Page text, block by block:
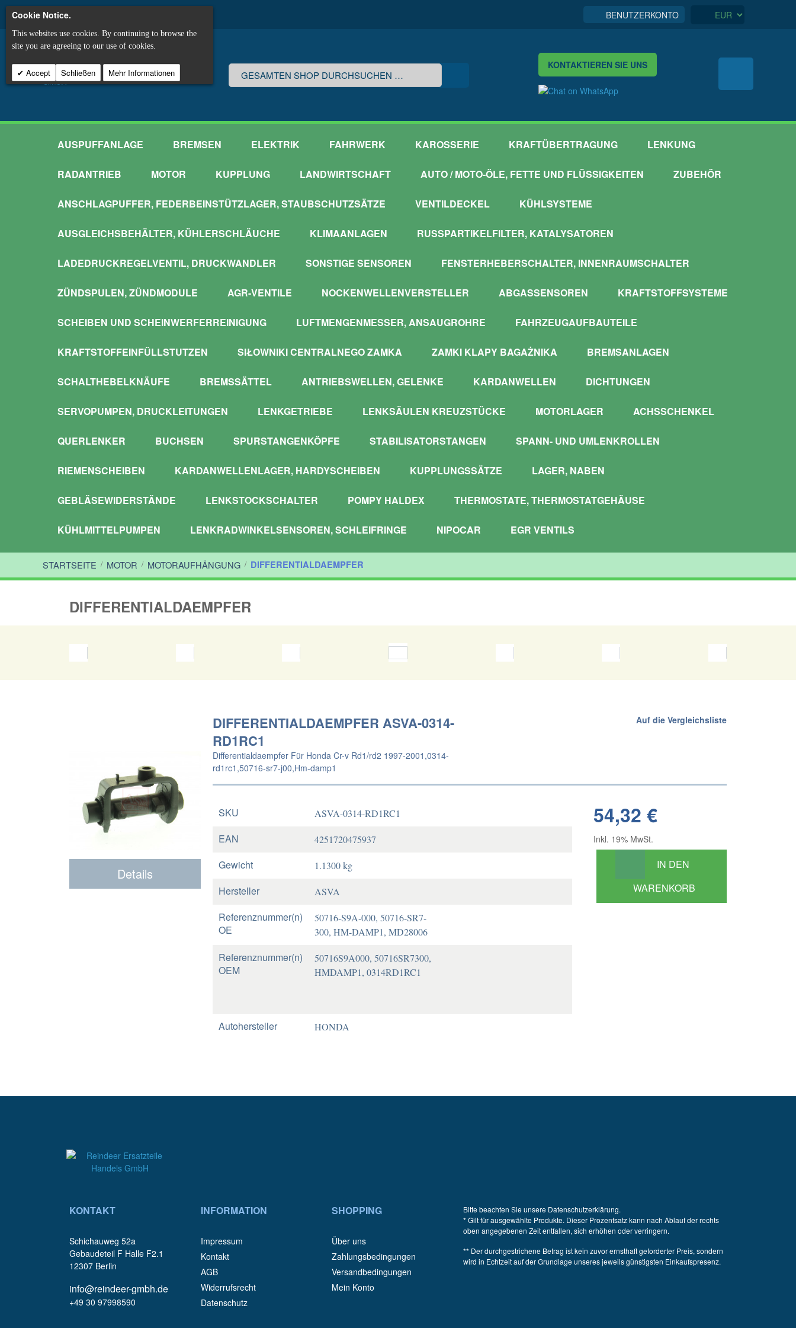
BENUTZERKONTO
KONTAKTIEREN SIE UNS
AUSPUFFANLAGE BREMSEN ELEKTRIK FAHRWERK KAROSSERIE KRAFTÜBERTRAGUNG LENKUNG
RADANTRIEB MOTOR KUPPLUNG LANDWIRTSCHAFT AUTO / MOTO-ÖLE, FETTE UND FLÜSSIGKEITEN ZUBEHÖR
ANSCHLAGPUFFER, FEDERBEINSTÜTZLAGER, STAUBSCHUTZSÄTZE VENTILDECKEL KÜHLSYSTEME
AUSGLEICHSBEHÄLTER, KÜHLERSCHLÄUCHE KLIMAANLAGEN RUSSPARTIKELFILTER, KATALYSATOREN
LADEDRUCKREGELVENTIL, DRUCKWANDLER SONSTIGE SENSOREN FENSTERHEBERSCHALTER, INNENRAUMSCHALTER
ZÜNDSPULEN, ZÜNDMODULE AGR-VENTILE NOCKENWELLENVERSTELLER ABGASSENSOREN KRAFTSTOFFSYSTEME
SCHEIBEN UND SCHEINWERFERREINIGUNG LUFTMENGENMESSER, ANSAUGROHRE FAHRZEUGAUFBAUTEILE
KRAFTSTOFFEINFÜLLSTUTZEN SIŁOWNIKI CENTRALNEGO ZAMKA ZAMKI KLAPY BAGAŻNIKA BREMSANLAGEN
SCHALTHEBELKNÄUFE BREMSSÄTTEL ANTRIEBSWELLEN, GELENKE KARDANWELLEN DICHTUNGEN
SERVOPUMPEN, DRUCKLEITUNGEN LENKGETRIEBE LENKSÄULEN KREUZSTÜCKE MOTORLAGER ACHSSCHENKEL
QUERLENKER BUCHSEN SPURSTANGENKÖPFE STABILISATORSTANGEN SPANN- UND UMLENKROLLEN
RIEMENSCHEIBEN KARDANWELLENLAGER, HARDYSCHEIBEN KUPPLUNGSSÄTZE LAGER, NABEN
GEBLÄSEWIDERSTÄNDE LENKSTOCKSCHALTER POMPY HALDEX THERMOSTATE, THERMOSTATGEHÄUSE
KÜHLMITTELPUMPEN LENKRADWINKELSENSOREN, SCHLEIFRINGE NIPOCAR EGR VENTILS
STARTSEITE / MOTOR / MOTORAUFHÄNGUNG / DIFFERENTIALDAEMPFER
DIFFERENTIALDAEMPFER
Details
DIFFERENTIALDAEMPFER ASVA-0314-
RD1RC1
Differentialdaempfer Für Honda Cr-v Rd1/rd2 1997-2001,0314-
rd1rc1,50716-sr7-j00,Hm-damp1
Auf die Vergleichsliste
54,32 €
Inkl. 19% MwSt.
IN DEN
WARENKORB
SKU ASVA-0314-RD1RC1
EAN 4251720475937
Gewicht 1.1300 kg
Hersteller ASVA
Referenznummer(n)
OE
50716-S9A-000, 50716-SR7-
300, HM-DAMP1, MD28006
Referenznummer(n)
OEM
50716S9A000, 50716SR7300,
HMDAMP1, 0314RD1RC1
Autohersteller HONDA
KONTAKT
Schichauweg 52a
Gebaudeteil F Halle F2.1
12307 Berlin
info@reindeer-gmbh.de
+49 30 97998590
INFORMATION
Impressum
Kontakt
AGB
Widerrufsrecht
Datenschutz
SHOPPING
Über uns
Zahlungsbedingungen
Versandbedingungen
Mein Konto
Bitte beachten Sie unsere Datenschutzerklärung.
* Gilt für ausgewählte Produkte. Dieser Prozentsatz kann nach Ablauf der rechts
oben angegebenen Zeit entfallen, sich erhöhen oder verringern.
** Der durchgestrichene Betrag ist kein zuvor ernsthaft geforderter Preis, sondern
wird in Echtzeit auf der Grundlage unseres jeweils günstigsten Einkaufspresenz.
Cookie Notice.
This websites use cookies. By continuing to browse the
site you are agreeing to our use of cookies.
Accept Schließen Mehr Informationen